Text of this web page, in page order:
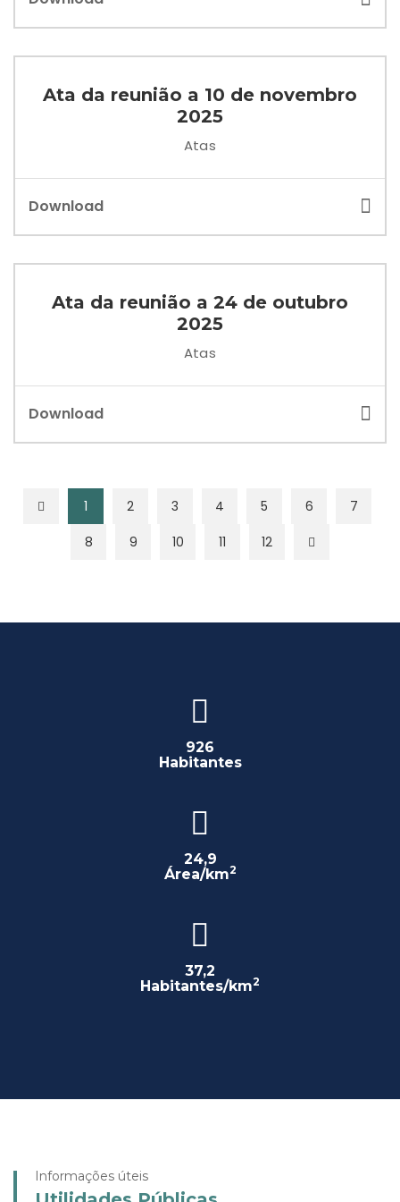
Ata da reunião a 10 de novembro
2025
Atas
Download
Ata da reunião a 24 de outubro
2025
Atas
Download
1 2 3 4 5 6
7
8
9 10 11 12
926
Habitantes
24,9
Área/km2
37,2
Habitantes/km2
Informações úteis